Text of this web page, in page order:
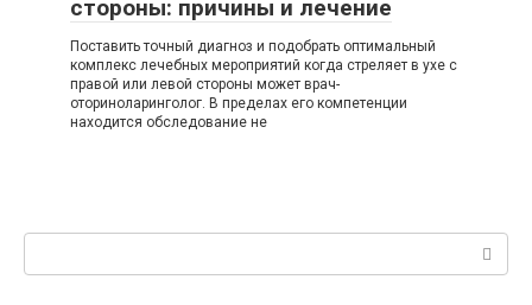
стороны: причины и лечение
Поставить точный диагноз и подобрать оптимальный
комплекс лечебных мероприятий когда стреляет в ухе с
правой или левой стороны может врач-
оториноларинголог. В пределах его компетенции
находится обследование не